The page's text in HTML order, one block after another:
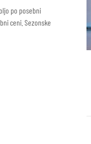
po posebni
ceni. Sezonske